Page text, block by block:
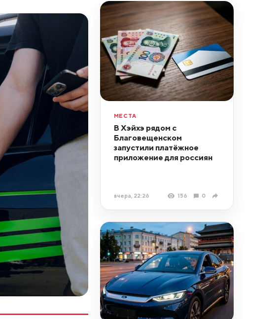
МЕСТА
В Хэйхэ рядом с
Благовещенском
запустили платёжное
приложение для россиян
вчера, 22:26 156 0